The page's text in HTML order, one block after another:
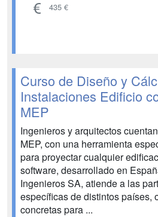
435 €
Curso de Diseño y
Instalaciones Edificio
MEP
Ingenieros y arquitectos
MEP, con una herramienta
para proyectar cualquier
software, desarrollado en
Ingenieros SA, atiende a las
específicas de distintos países,
concretas para ...